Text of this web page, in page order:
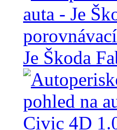
Je Škoda